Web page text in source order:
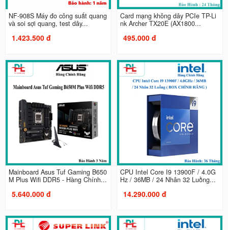
NF-908S Máy đo công suất quang
và soi sợi quang, test dây...
1.423.500 đ
Card mạng không dây PCIe TP-Li
nk Archer TX20E (AX1800...
495.000 đ
Mainboard Asus Tuf Gaming B650
M Plus Wifi DDR5 - Hàng Chính...
5.640.000 đ
CPU Intel Core I9 13900F / 4.0G
Hz / 36MB / 24 Nhân 32 Luồng...
14.290.000 đ